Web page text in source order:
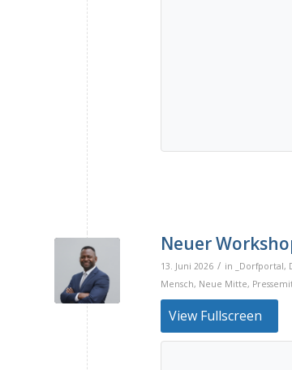
Neuer
13. Juni 2026 / in _Dorfportal,
Mensch, Neue Mitte,
View Fullscreen